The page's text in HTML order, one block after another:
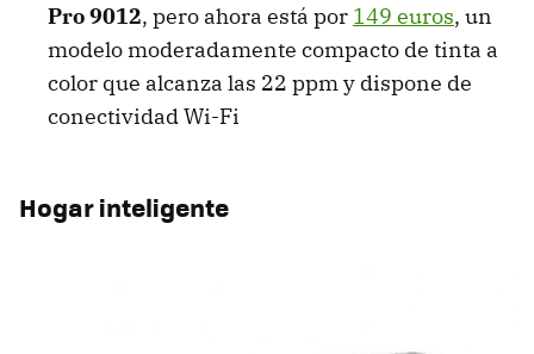
Pro 9012, pero ahora está por 149 euros, un
modelo moderadamente compacto de tinta a
color que alcanza las 22 ppm y dispone de
conectividad Wi-Fi
Hogar inteligente